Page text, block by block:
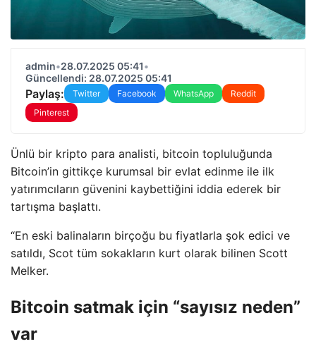
admin•28.07.2025 05:41•
Güncellendi: 28.07.2025 05:41
Paylaş: Twitter Facebook WhatsApp
Reddit
Pinterest
Ünlü bir kripto para analisti, bitcoin topluluğunda
Bitcoin’in gittikçe kurumsal bir evlat edinme ile ilk
yatırımcıların güvenini kaybettiğini iddia ederek bir
tartışma başlattı.
“En eski balinaların birçoğu bu fiyatlarla şok edici ve
satıldı, Scot tüm sokakların kurt olarak bilinen Scott
Melker.
Bitcoin satmak için “sayısız neden”
var